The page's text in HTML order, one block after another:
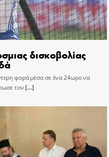
δισκοβολίας
φορά μέσα σε ένα 24ωρο να
τον[…]